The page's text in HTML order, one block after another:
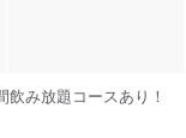
み放題コースあり！